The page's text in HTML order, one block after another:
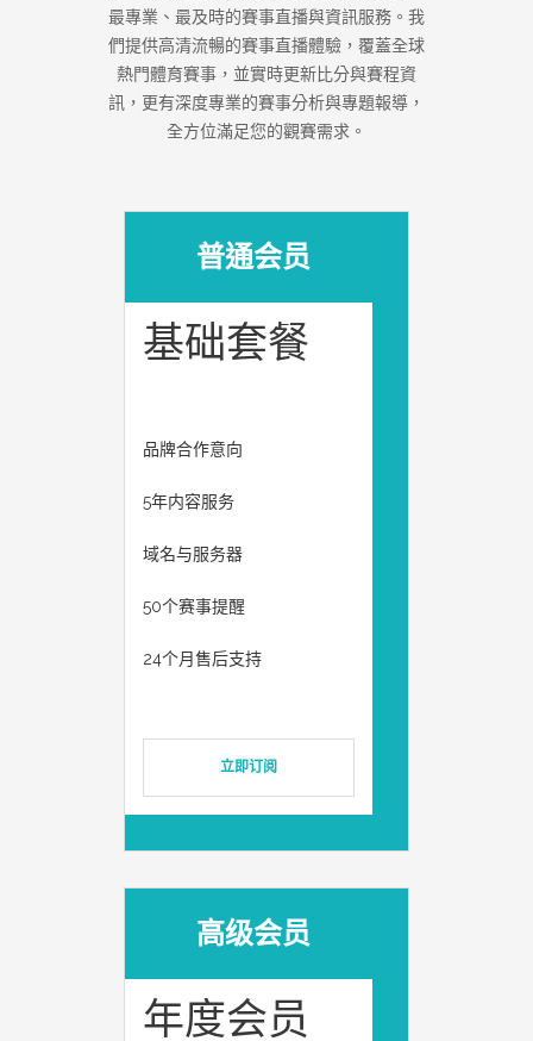
最專業、最及時的賽事直播與資訊服務。我
們提供高清流暢的賽事直播體驗，覆蓋全球
熱門體育賽事，並實時更新比分與賽程資
訊，更有深度專業的賽事分析與專題報導，
全方位滿足您的觀賽需求。
普通会员
基础套餐
品牌合作意向
5年内容服务
域名与服务器
50个赛事提醒
24个月售后支持
立即订阅
高级会员
年度会员